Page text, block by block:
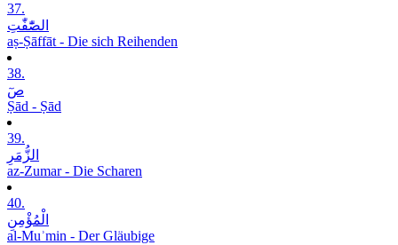
37.
الصّٰٓفّٰتِ
aṣ-Ṣāffāt - Die sich Reihenden
38.
صٓ
Ṣād - Ṣād
39.
الزُّمَرِ
az-Zumar - Die Scharen
40.
الْمُؤْمِنِ
al-Muʾmin - Der Gläubige